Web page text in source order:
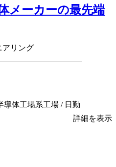
メーカーの最先端
アリング
導体工場系工場 / 日勤
詳細を表示